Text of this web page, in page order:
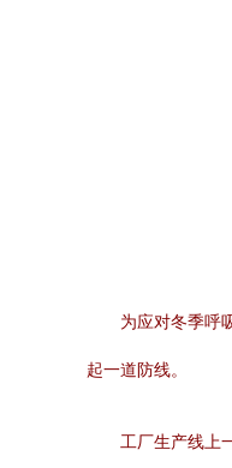
为应对冬季呼
起一道防线。
工厂生产线上